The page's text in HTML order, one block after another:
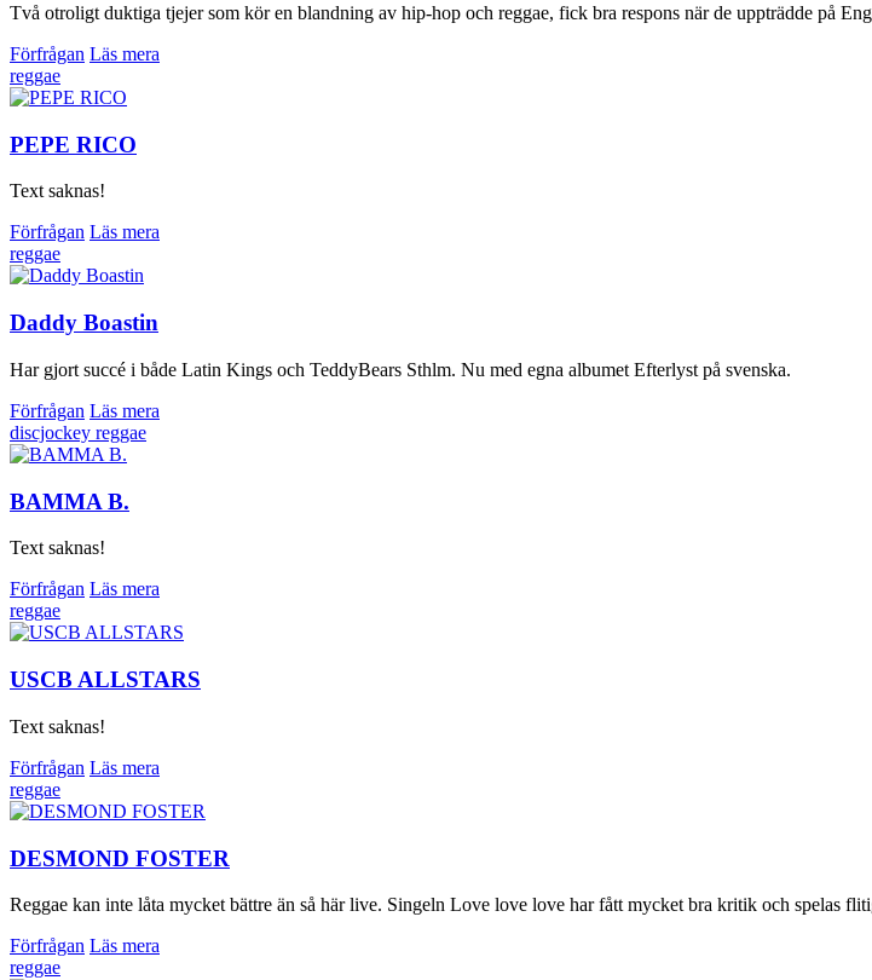
Två otroligt duktiga tjejer som kör en blandning av hip-hop och reggae, fick bra respons när de uppträdde på
Förfrågan Läs mera
reggae
PEPE RICO
Text saknas!
Förfrågan Läs mera
reggae
Daddy Boastin
Har gjort succé i både Latin Kings och TeddyBears Sthlm. Nu med egna albumet Efterlyst på svenska.
Förfrågan Läs mera
discjockey reggae
BAMMA B.
Text saknas!
Förfrågan Läs mera
reggae
USCB ALLSTARS
Text saknas!
Förfrågan Läs mera
reggae
DESMOND FOSTER
Reggae kan inte låta mycket bättre än så här live. Singeln Love love love har fått mycket bra kritik och spelas
Förfrågan Läs mera
reggae